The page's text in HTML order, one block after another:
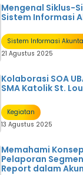
Mengenal Siklus-
Sistem Informasi
Sistem Informasi
21 Agustus 2025
Kolaborasi SOA
SMA Katolik St.
Kegiatan
13 Agustus 2025
Memahami
Pelaporan
Report dalam